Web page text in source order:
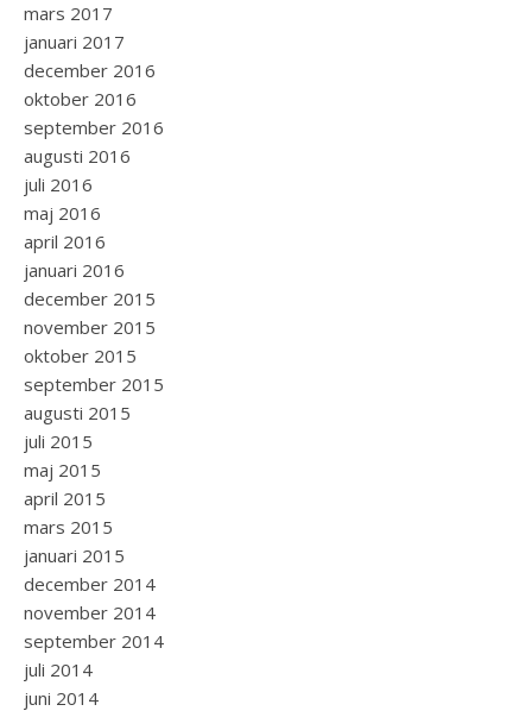
mars 2017
januari 2017
december 2016
oktober 2016
september 2016
augusti 2016
juli 2016
maj 2016
april 2016
januari 2016
december 2015
november 2015
oktober 2015
september 2015
augusti 2015
juli 2015
maj 2015
april 2015
mars 2015
januari 2015
december 2014
november 2014
september 2014
juli 2014
juni 2014